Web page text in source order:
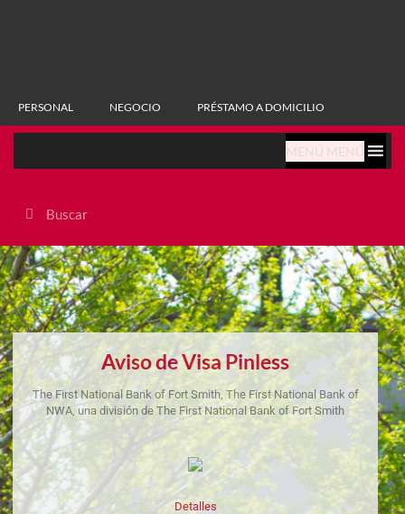
PERSONAL NEGOCIO PRÉSTAMO A DOMICILIO
MENÚ MENÚ
Aviso de Visa Pinless
The First National Bank of Fort Smith, The First National Bank of
NWA, una división de The First National Bank of Fort Smith
Detalles